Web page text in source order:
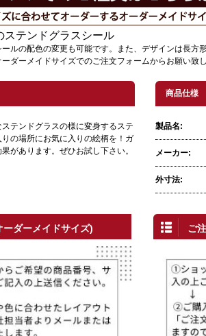
ステンドグラスシール
ルの配色の変更も可能です。また、デザインは長方
ダーメイドサイズでのご注文フォームからお願い致
テンドグラスの様に変身するステ
の場所にお気に入りの絵柄を！ガ
があります。ぜひお試し下さい。
商品仕様
製品名:
メーカー:
外寸法:
ーダーメイドサイズ) ご